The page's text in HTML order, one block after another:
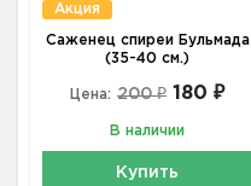
Акция
Саженец спиреи Бульмада
(35-40 см.)
Цена: 200 ₽ 180 ₽
В наличии
Купить